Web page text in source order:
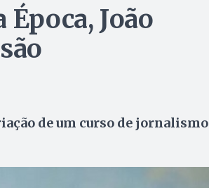
João
de um curso de jornalismo